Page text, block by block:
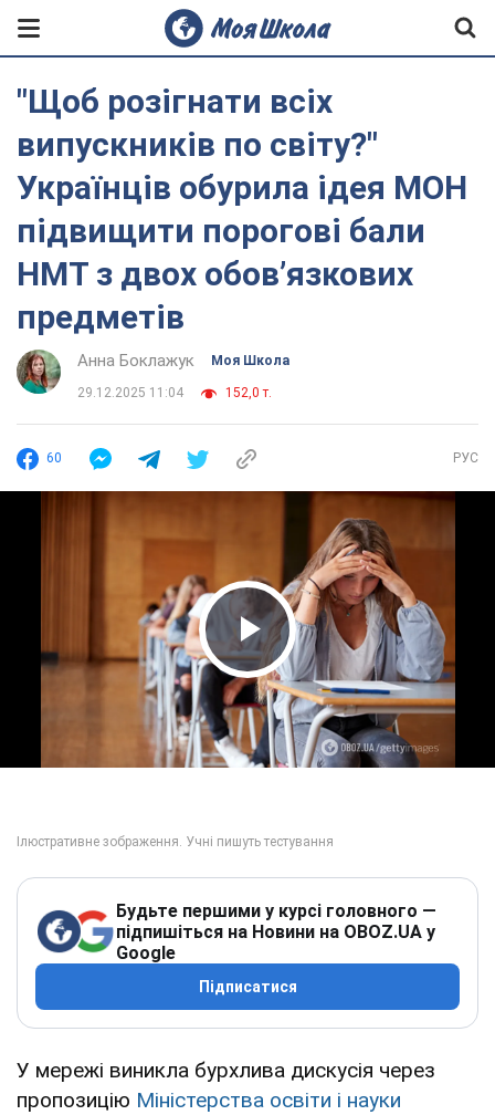
"Щоб розігнати всіх
випускників по світу?"
Українців обурила ідея МОН
підвищити порогові бали
НМТ з двох обов’язкових
предметів
Анна Боклажук Моя Школа
29.12.2025 11:04 152,0 т.
60 РУС
Play Video
Будьте першими у курсі головного —
підпишіться на Новини на OBOZ.UA у
Google
Підписатися
У мережі виникла бурхлива дискусія через
пропозицію Міністерства освіти і науки